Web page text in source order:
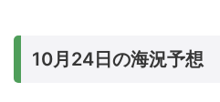
10月24日の海況予想